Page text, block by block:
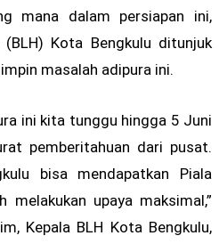
mana dalam persiapan ini,
(BLH) Kota Bengkulu ditunjuk
masalah adipura ini.
ini kita tunggu hingga 5 Juni
pemberitahuan dari pusat.
bisa mendapatkan Piala
melakukan upaya maksimal,”
Kepala BLH Kota Bengkulu,